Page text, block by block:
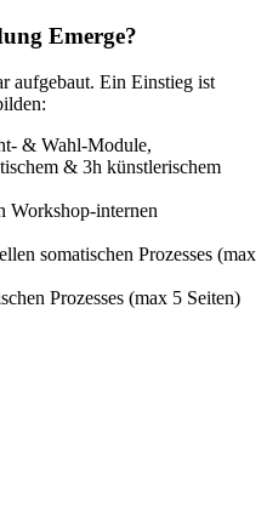
Emerge?
aufgebaut. Ein Einstieg ist
& Wahl-Module,
& 3h künstlerischem
Workshop-internen
somatischen Prozesses (max
Prozesses (max 5 Seiten)